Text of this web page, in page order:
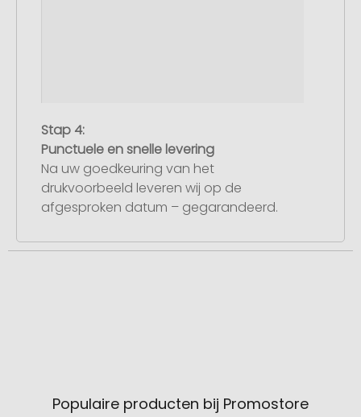
Stap 4:
Punctuele en snelle levering
Na uw goedkeuring van het
drukvoorbeeld leveren wij op de
afgesproken datum – gegarandeerd.
Populaire producten bij Promostore